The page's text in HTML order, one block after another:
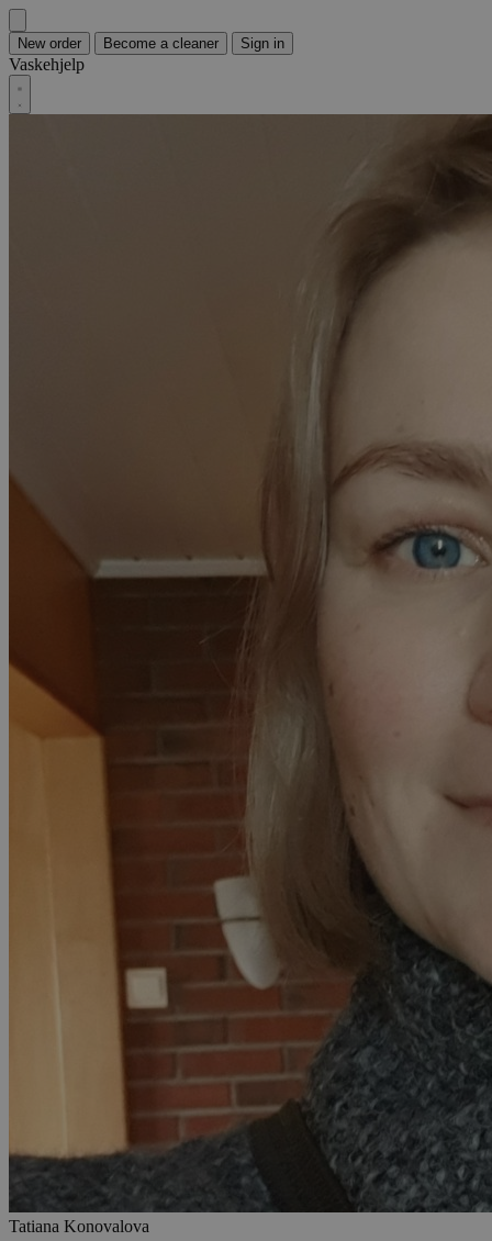
New order Become a cleaner Sign in
Vaskehjelp
Tatiana Konovalova